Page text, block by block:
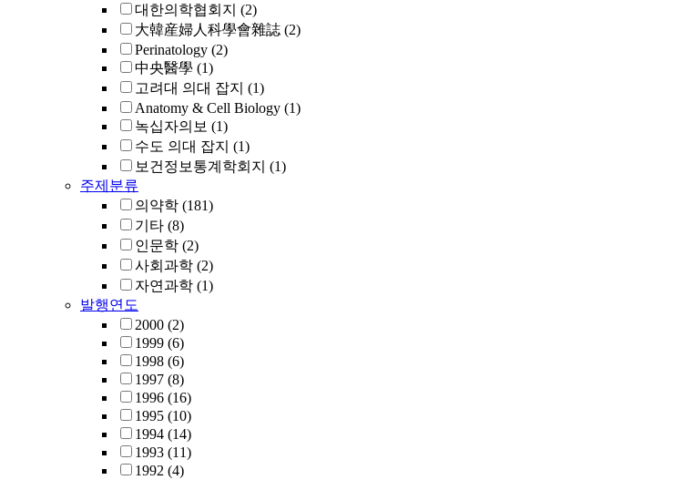
대한의학협회지 (2)
大韓産婦人科學會雜誌 (2)
Perinatology (2)
中央醫學 (1)
고려대 의대 잡지 (1)
Anatomy & Cell Biology (1)
녹십자의보 (1)
수도 의대 잡지 (1)
보건정보통계학회지 (1)
주제분류
의약학 (181)
기타 (8)
인문학 (2)
사회과학 (2)
자연과학 (1)
발행연도
2000 (2)
1999 (6)
1998 (6)
1997 (8)
1996 (16)
1995 (10)
1994 (14)
1993 (11)
1992 (4)